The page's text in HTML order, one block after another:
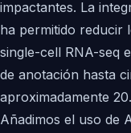
impactantes. La
ha permitido reducir
single-cell RNA-seq
de anotación hasta
aproximadamente
Añadimos el uso de